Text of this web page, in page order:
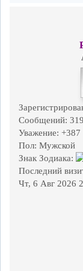
Сообщений:
Уважение: +387
Пол: Мужской
Знак Зодиака:
Последний
Чт, 6 Авг 2026